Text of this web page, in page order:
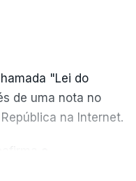
"Lei do
de uma nota no
na Internet.